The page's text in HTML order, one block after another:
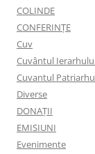
COLINDE
CONFERINȚE
Cuv
Cuvântul
Cuvantul
Diverse
DONAȚII
EMISIUNI
Evenimente